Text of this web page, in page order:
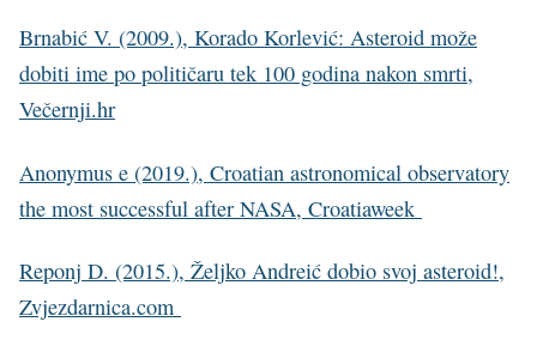
Brnabić V. (2009.), Korado Korlević: Asteroid može
dobiti ime po političaru tek 100 godina nakon smrti,
Večernji.hr
Anonymus e (2019.), Croatian astronomical observatory
the most successful after NASA, Croatiaweek
Reponj D. (2015.), Željko Andreić dobio svoj asteroid!,
Zvjezdarnica.com